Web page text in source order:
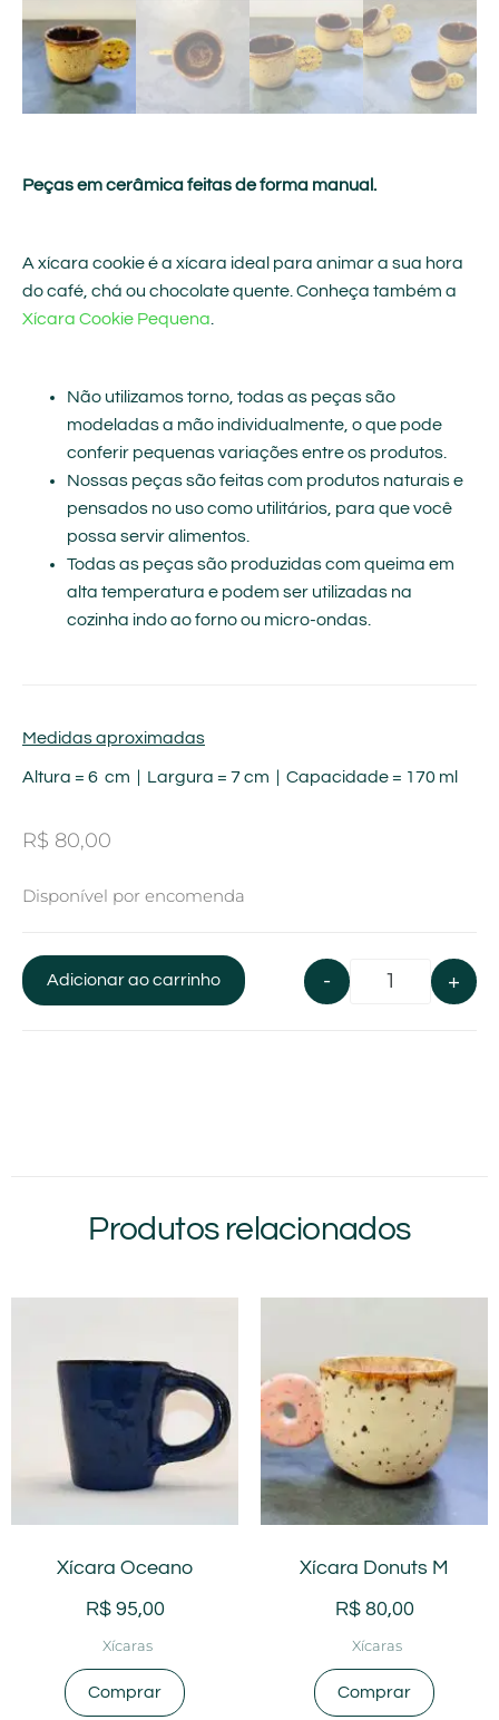
Peças em cerâmica feitas de forma manual.
A xícara cookie é a xícara ideal para animar a sua hora
do café, chá ou chocolate quente. Conheça também a
Xícara Cookie Pequena
Não utilizamos torno, todas as peças são
modeladas a mão individualmente, o que pode
conferir pequenas variações entre os produtos.
Nossas peças são feitas com produtos naturais e
pensados no uso como utilitários, para que você
possa servir alimentos.
Todas as peças são produzidas com queima em
alta temperatura e podem ser utilizadas na
cozinha indo ao forno ou micro-ondas.
Medidas aproximadas
Altura = 6 cm | Largura = 7 cm | Capacidade = 170 ml
R$ 80,00
Disponível por encomenda
- +
Adicionar ao carrinho
Produtos relacionados
Xícara Oceano
R$95,00
Xícaras
Comprar
Xícara Donuts M
R$80,00
Xícaras
Comprar